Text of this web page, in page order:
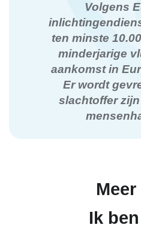
Volgens
ten minste
minderjarige
aankomst in
Er wordt
slachtoffer
Ik